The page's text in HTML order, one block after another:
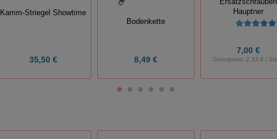
Kamm-Striegel Showtime
35,50 €
Bodenkette
8,49 €
Ersatzschrauben
Hauptner
7,00 €
Grundpreis: 2,33 € /